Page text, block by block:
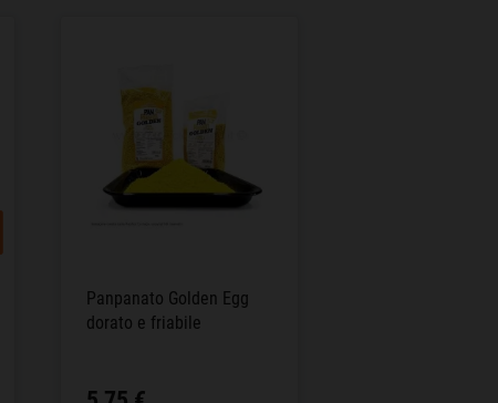
Panpanato Golden Egg
dorato e friabile